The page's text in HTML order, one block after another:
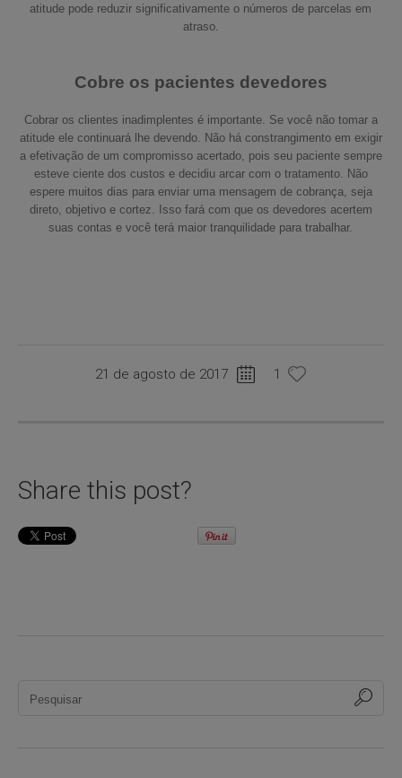
atitude pode reduzir significativamente o números de parcelas em
atraso.
Cobre os pacientes devedores
Cobrar os clientes inadimplentes é importante. Se você não tomar a
atitude ele continuará lhe devendo. Não há constrangimento em exigir
a efetivação de um compromisso acertado, pois seu paciente sempre
esteve ciente dos custos e decidiu arcar com o tratamento. Não
espere muitos dias para enviar uma mensagem de cobrança, seja
direto, objetivo e cortez. Isso fará com que os devedores acertem
suas contas e você terá maior tranquilidade para trabalhar.
21 de agosto de 2017 1
Share this post?